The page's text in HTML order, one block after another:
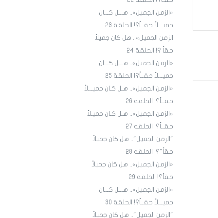
«الزمن الجميل».. هـــل كـــان
جميـــلاً حقــاً؟! الحلقة 23
الزمن الجميل».. هل كان جميلاً
حقاً ؟! الحلقة 24
«الزمن الجميل».. هـــل كـــان
جميـــلاً حقــاً؟! الحلقة 25
«الزمن الجميل».. هـل كـان جميـــلاً
حقــاً؟! الحلقة 26
«الزمن الجميل».. هـل كـان جميـلاً
حقــاً؟! الحلقة 27
"الزمن الجميل".. هل كان جميلاً
حقاً"؟! الحلقة 28
«الزمن الجميل».. هل كان جميلاً
حقاً؟! الحلقة 29
«الزمن الجميل».. هـــل كـــان
جميـــلاً حقــاً؟! الحلقة 30
"الزمن الجميل".. هل كان جميلاً